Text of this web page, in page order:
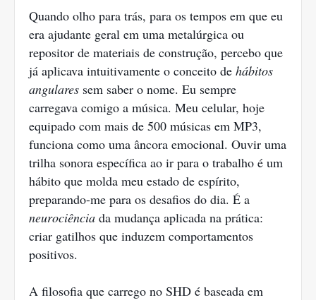
Quando olho para trás, para os tempos em que eu
era ajudante geral em uma metalúrgica ou
repositor de materiais de construção, percebo que
já aplicava intuitivamente o conceito de hábitos
angulares sem saber o nome. Eu sempre
carregava comigo a música. Meu celular, hoje
equipado com mais de 500 músicas em MP3,
funciona como uma âncora emocional. Ouvir uma
trilha sonora específica ao ir para o trabalho é um
hábito que molda meu estado de espírito,
preparando-me para os desafios do dia. É a
neurociência da mudança aplicada na prática:
criar gatilhos que induzem comportamentos
positivos.
A filosofia que carrego no SHD é baseada em